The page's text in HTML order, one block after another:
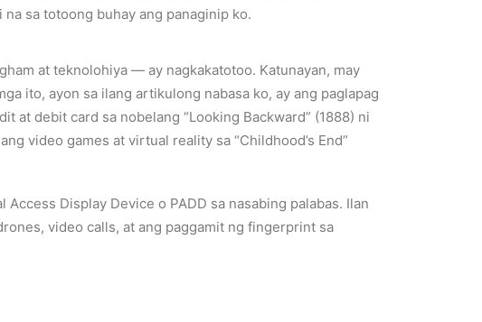
sa totoong buhay ang panaginip ko.
at teknolohiya — ay nagkakatotoo. Katunayan, may
ito, ayon sa ilang artikulong nabasa ko, ay ang paglapag
at debit card sa nobelang “Looking Backward” (1888) ni
video games at virtual reality sa “Childhood’s End”
Display Device o PADD sa nasabing palabas. Ilan
video calls, at ang paggamit ng fingerprint sa